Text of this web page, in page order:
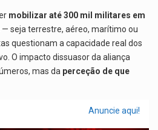
mobilizar até 300 mil militares em
seja terrestre, aéreo, marítimo ou
questionam a capacidade real dos
O impacto dissuasor da aliança
mas da perceção de que
Anuncie aqui!